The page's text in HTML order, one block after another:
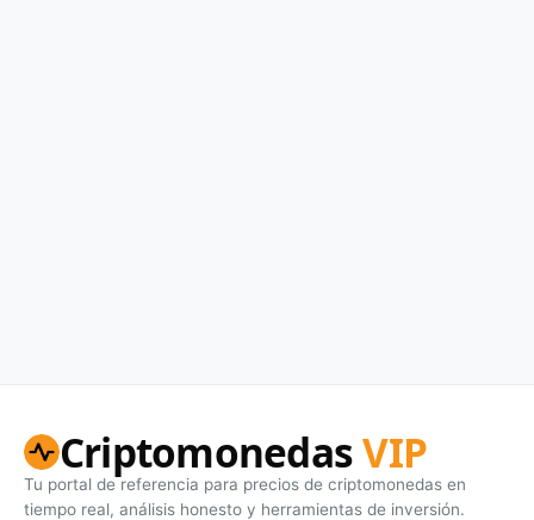
CriptomonedasVIP
Tu portal de referencia para precios de criptomonedas en
tiempo real, análisis honesto y herramientas de inversión.